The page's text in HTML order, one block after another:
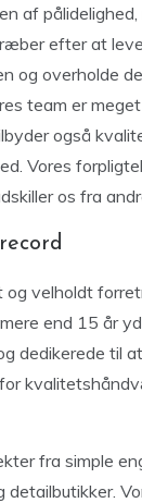
af
efter at
og overholde
team er
også
Vores
os fra
velholdt
end 15 år
dedikerede til
fra simple